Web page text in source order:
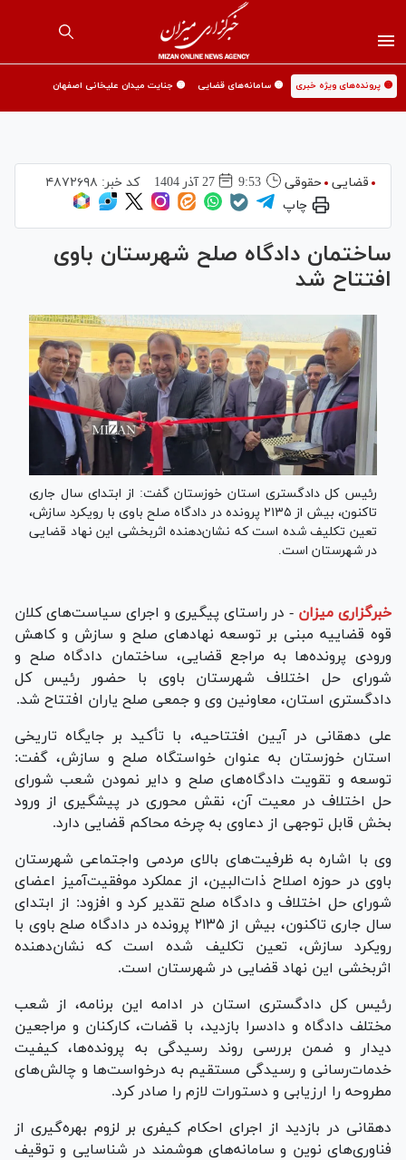
🟡 پرونده‌های ویژه خبری 🟡 سامانه‌های قضایی 🟡 جنایت میدان علیخانی اصفهان
قضایی حقوقی 9:53 27 آذر 1404 کد خبر: ۴۸۷۲۶۹۸
چاپ
ساختمان دادگاه صلح شهرستان باوی
افتتاح شد
رئیس کل دادگستری استان خوزستان گفت: از ابتدای سال جاری
تاکنون، بیش از ۲۱۳۵ پرونده در دادگاه صلح باوی با رویکرد سازش،
تعین تکلیف شده است که نشان‌دهنده اثربخشی این نهاد قضایی
در شهرستان است.
خبرگزاری میزان - در راستای پیگیری و اجرای سیاست‌های کلان
قوه قضاییه مبنی بر توسعه نهاد‌های صلح و سازش و کاهش
ورودی پرونده‌ها به مراجع قضایی، ساختمان دادگاه صلح و
شورای حل اختلاف شهرستان باوی با حضور رئیس کل
دادگستری استان، معاونین وی و جمعی صلح یاران افتتاح شد.
علی دهقانی در آیین افتتاحیه، با تأکید بر جایگاه تاریخی
استان خوزستان به عنوان خواستگاه صلح و سازش، گفت:
توسعه و تقویت دادگاه‌های صلح و دایر نمودن شعب شورای
حل اختلاف در معیت آن، نقش محوری در پیشگیری از ورود
بخش قابل توجهی از دعاوی به چرخه محاکم قضایی دارد.
وی با اشاره به ظرفیت‌های بالای مردمی واجتماعی شهرستان
باوی در حوزه اصلاح ذات‌البین، از عملکرد موفقیت‌آمیز اعضای
شورای حل اختلاف و دادگاه صلح تقدیر کرد و افزود: از ابتدای
سال جاری تاکنون، بیش از ۲۱۳۵ پرونده در دادگاه صلح باوی با
رویکرد سازش، تعین تکلیف شده است که نشان‌دهنده
اثربخشی این نهاد قضایی در شهرستان است.
رئیس کل دادگستری استان در ادامه این برنامه، از شعب
مختلف دادگاه و دادسرا بازدید، با قضات، کارکنان و مراجعین
دیدار و ضمن بررسی روند رسیدگی به پرونده‌ها، کیفیت
خدمات‌رسانی و رسیدگی مستقیم به درخواست‌ها و چالش‌های
مطروحه را ارزیابی و دستورات لازم را صادر کرد.
دهقانی در بازدید از اجرای احکام کیفری بر لزوم بهره‌گیری از
فناوری‌های نوین و سامانه‌های هوشمند در شناسایی و توقیف